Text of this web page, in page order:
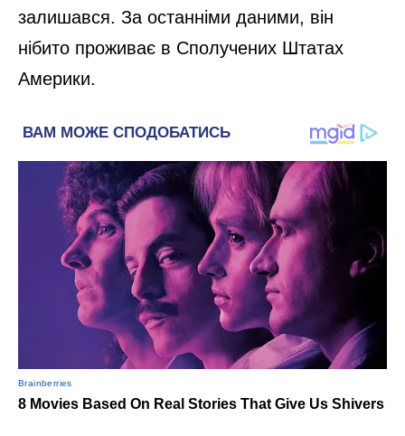
залишався. За останніми даними, він
нібито проживає в Сполучених Штатах
Америки.